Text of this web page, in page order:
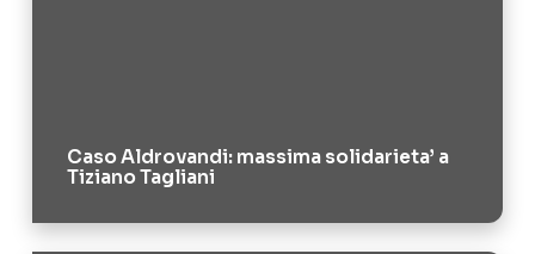
Caso Aldrovandi: massima solidarieta’ a
Tiziano Tagliani